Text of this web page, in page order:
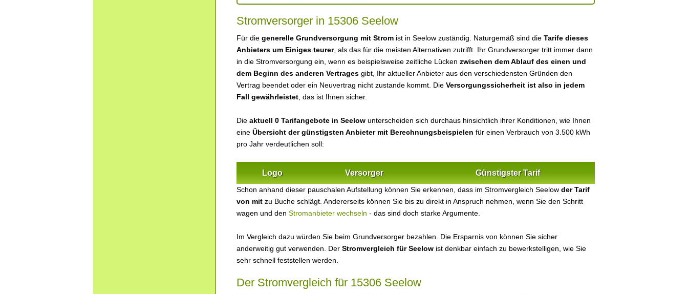
Stromversorger in 15306 Seelow
Für die generelle Grundversorgung mit Strom ist in Seelow zuständig. Naturgemäß sind die Tarife dieses
Anbieters um Einiges teurer, als das für die meisten Alternativen zutrifft. Ihr Grundversorger tritt immer dann
in die Stromversorgung ein, wenn es beispielsweise zeitliche Lücken zwischen dem Ablauf des einen und
dem Beginn des anderen Vertrages gibt, Ihr aktueller Anbieter aus den verschiedensten Gründen den
Vertrag beendet oder ein Neuvertrag nicht zustande kommt. Die Versorgungssicherheit ist also in jedem
Fall gewährleistet , das ist Ihnen sicher.
Die aktuell 0 Tarifangebote in Seelow unterscheiden sich durchaus hinsichtlich ihrer Konditionen, wie Ihnen
eine Übersicht der günstigsten Anbieter mit Berechnungsbeispielen für einen Verbrauch von 3.500 kWh
pro Jahr verdeutlichen soll:
Logo Versorger Günstigster Tarif
Schon anhand dieser pauschalen Aufstellung können Sie erkennen, dass im Stromvergleich Seelow der Tarif
von mit zu Buche schlägt. Andererseits können Sie bis zu direkt in Anspruch nehmen, wenn Sie den Schritt
wagen und den Stromanbieter wechseln - das sind doch starke Argumente.
Im Vergleich dazu würden Sie beim Grundversorger bezahlen. Die Ersparnis von können Sie sicher
anderweitig gut verwenden. Der Stromvergleich für Seelow ist denkbar einfach zu bewerkstelligen, wie Sie
sehr schnell feststellen werden.
Der Stromvergleich für 15306 Seelow